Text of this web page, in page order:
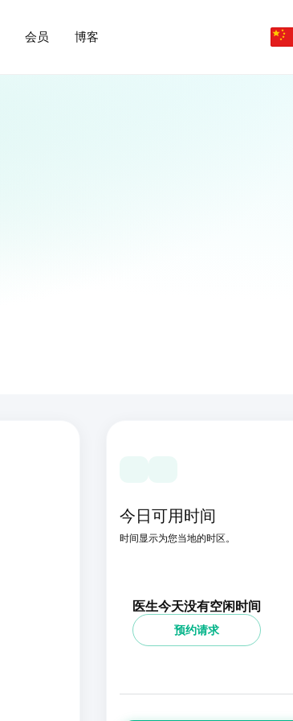
会员 博客
今日可用时间
时间显示为您当地的时区。
医生今天没有空闲时间
预约请求